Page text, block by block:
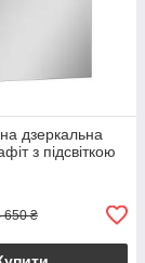
дзеркальна
з підсвіткою
650 ₴